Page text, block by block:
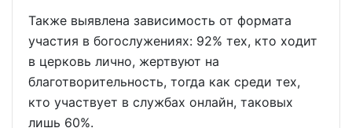
Также выявлена зависимость от формата
участия в богослужениях: 92% тех, кто ходит
в церковь лично, жертвуют на
благотворительность, тогда как среди тех,
кто участвует в службах онлайн, таковых
лишь 60%.